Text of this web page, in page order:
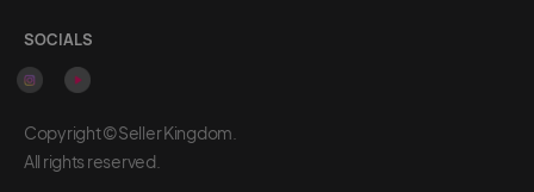
SOCIALS
Copyright ©Seller Kingdom.
All rights reserved.